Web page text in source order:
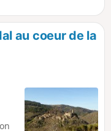
au coeur de la